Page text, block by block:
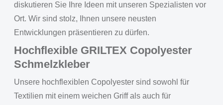
diskutieren Sie Ihre Ideen mit unseren Spezialisten vor
Ort. Wir sind stolz, Ihnen unsere neusten
Entwicklungen präsentieren zu dürfen.
Hochflexible GRILTEX Copolyester
Schmelzkleber
Unsere hochflexiblen Copolyester sind sowohl für
Textilien mit einem weichen Griff als auch für